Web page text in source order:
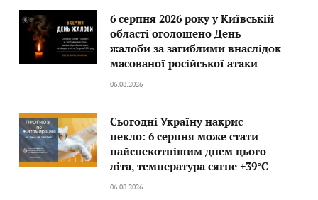
6 серпня 2026 року у Київській
області оголошено День
жалоби за загиблими внаслідок
масованої російської атаки
06.08.2026
Сьогодні Україну накриє
пекло: 6 серпня може стати
найспекотнішим днем цього
літа, температура сягне +39°C
06.08.2026